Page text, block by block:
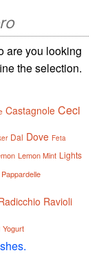
are you looking
the selection.
Castagnole Ceci
Dal Dove Feta
Lemon Mint Lights
Pappardelle
Ravioli
Yogurt